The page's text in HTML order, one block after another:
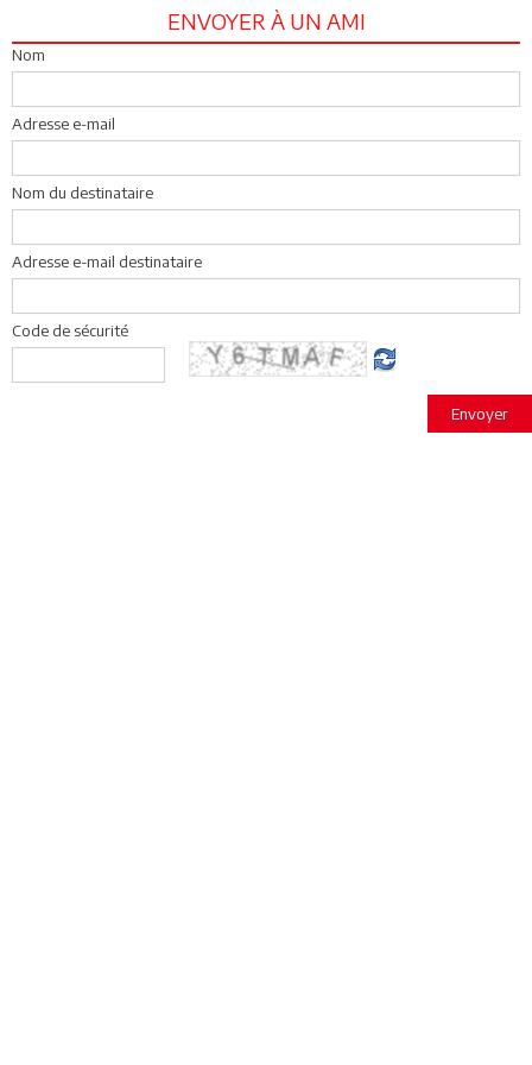
ENVOYER À UN AMI
Nom
Adresse e-mail
Nom du destinataire
Adresse e-mail destinataire
Code de sécurité
Envoyer